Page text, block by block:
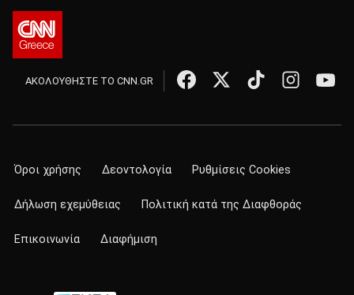
ΑΚΟΛΟΥΘΗΣΤΕ ΤΟ CNN.GR
Όροι χρήσης Δεοντολογία Ρυθμίσεις Cookies
Δήλωση εχεμύθειας Πολιτική κατά της Διαφθοράς
Επικοινωνία Διαφήμιση